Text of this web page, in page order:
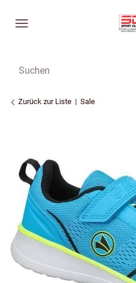
Zurück zur Liste Sale